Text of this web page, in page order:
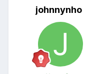
johnnynho